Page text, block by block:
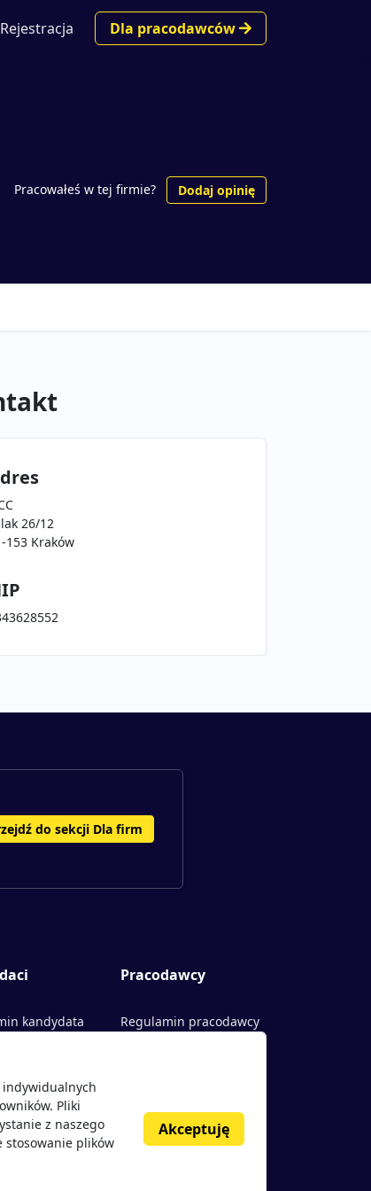
Rejestracja Dla pracodawców
Pracowałeś w tej firmie? Dodaj opinię
26/12
153 Kraków
do sekcji Dla firm
kandydata
pracodawcach
Pracodawcy
Regulamin pracodawcy
Pliki
z naszego
stosowanie plików
Akceptuję